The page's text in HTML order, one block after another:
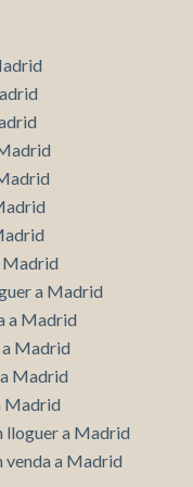
Madrid
a Madrid
a Madrid
a Madrid
Madrid
Madrid
lloguer a Madrid
venda a Madrid